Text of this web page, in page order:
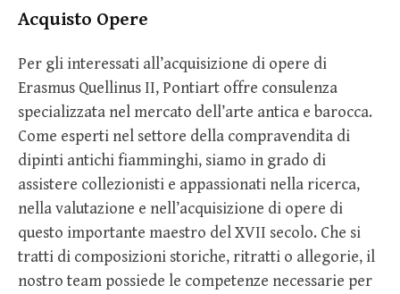
Acquisto Opere
Per gli interessati all’acquisizione di opere di
Erasmus Quellinus II, Pontiart offre consulenza
specializzata nel mercato dell’arte antica e barocca.
Come esperti nel settore della compravendita di
dipinti antichi fiamminghi, siamo in grado di
assistere collezionisti e appassionati nella ricerca,
nella valutazione e nell’acquisizione di opere di
questo importante maestro del XVII secolo. Che si
tratti di composizioni storiche, ritratti o allegorie, il
nostro team possiede le competenze necessarie per